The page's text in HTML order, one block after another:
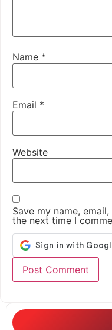
Name *
Email *
Website
Save my name,
the next time I